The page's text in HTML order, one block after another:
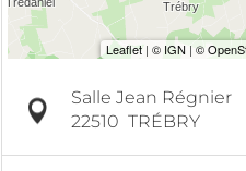
Salle Jean Régnier
22510 TRÉBRY